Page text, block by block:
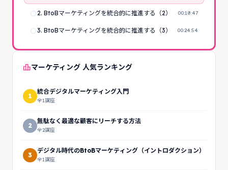
radio_button_unchecked 2. BtoBマーケティングを統合的に推進する（2） 00:18:47
radio_button_unchecked3. BtoBマーケティングを統合的に推進する（3） 00:24:54
leaderboardマーケティング 人気ランキング
1
統合デジタルマーケティング入門
全1講座
2
無駄なく最適な顧客にリーチする方法
全2講座
3
デジタル時代のBtoBマーケティング（イントロダクション）
全1講座